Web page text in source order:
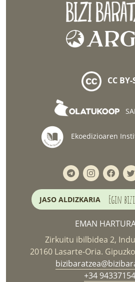
CC BY-
Ekoedizioaren
JASO ALDIZKARIA Egin
EMAN
Zirkuitu ibilbidea 2,
20160 Lasarte-Oria.
+34